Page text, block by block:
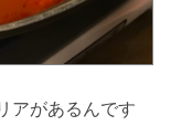
アがあるんです